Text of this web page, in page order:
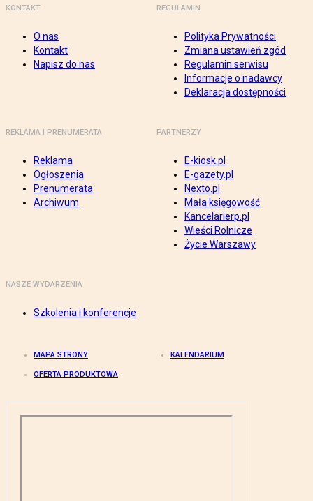
KONTAKT
O nas
Kontakt
Napisz do nas
REGULAMIN
Polityka Prywatności
Zmiana ustawień zgód
Regulamin serwisu
Informacje o nadawcy
Deklaracja dostępności
REKLAMA I PRENUMERATA
Reklama
Ogłoszenia
Prenumerata
Archiwum
PARTNERZY
E-kiosk.pl
E-gazety.pl
Nexto.pl
Mała księgowość
Kancelarierp.pl
Wieści Rolnicze
Życie Warszawy
NASZE WYDARZENIA
Szkolenia i konferencje
MAPA STRONY KALENDARIUM
OFERTA PRODUKTOWA